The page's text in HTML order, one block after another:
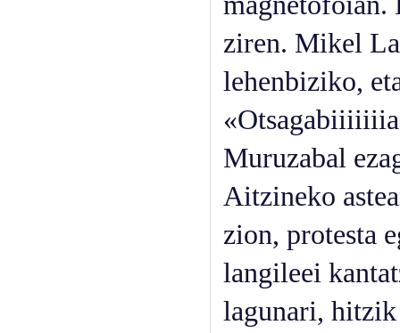
ziren. Mikel
lehenbiziko,
Muruzabal
Aitzineko
zion, protesta
langileei
lagunari, hitzik